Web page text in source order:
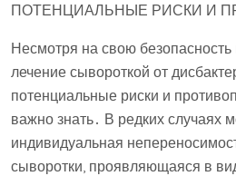
ПОТЕНЦИАЛЬНЫЕ РИСКИ И
Несмотря на свою безопасность
лечение сывороткой от
потенциальные риски и
важно знать․ В редких случаях
индивидуальная
сыворотки, проявляющаяся в